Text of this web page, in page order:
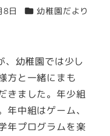
日 カテゴリー
幼稚園だより
、幼稚園では少し
方と一緒にまも
きました。年少組
中組はゲーム、
年プログラムを楽